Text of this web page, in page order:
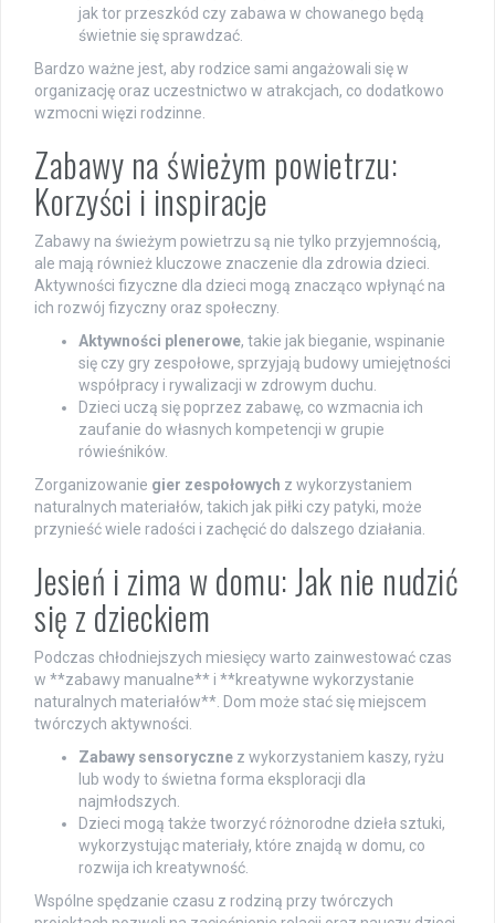
jak tor przeszkód czy zabawa w chowanego będą
świetnie się sprawdzać.
Bardzo ważne jest, aby rodzice sami angażowali się w
organizację oraz uczestnictwo w atrakcjach, co dodatkowo
wzmocni więzi rodzinne.
Zabawy na świeżym powietrzu:
Korzyści i inspiracje
Zabawy na świeżym powietrzu są nie tylko przyjemnością,
ale mają również kluczowe znaczenie dla zdrowia dzieci.
Aktywności fizyczne dla dzieci mogą znacząco wpłynąć na
ich rozwój fizyczny oraz społeczny.
Aktywności plenerowe, takie jak bieganie, wspinanie
się czy gry zespołowe, sprzyjają budowy umiejętności
współpracy i rywalizacji w zdrowym duchu.
Dzieci uczą się poprzez zabawę, co wzmacnia ich
zaufanie do własnych kompetencji w grupie
rówieśników.
Zorganizowanie gier zespołowych z wykorzystaniem
naturalnych materiałów, takich jak piłki czy patyki, może
przynieść wiele radości i zachęcić do dalszego działania.
Jesień i zima w domu: Jak nie nudzić
się z dzieckiem
Podczas chłodniejszych miesięcy warto zainwestować czas
w **zabawy manualne** i **kreatywne wykorzystanie
naturalnych materiałów**. Dom może stać się miejscem
twórczych aktywności.
Zabawy sensoryczne z wykorzystaniem kaszy, ryżu
lub wody to świetna forma eksploracji dla
najmłodszych.
Dzieci mogą także tworzyć różnorodne dzieła sztuki,
wykorzystując materiały, które znajdą w domu, co
rozwija ich kreatywność.
Wspólne spędzanie czasu z rodziną przy twórczych